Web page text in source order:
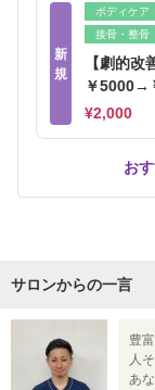
新
規
ボディケア
接骨・整骨
【劇的
￥5000→
¥2,000
お
サロンからの一言
豊
人
あ